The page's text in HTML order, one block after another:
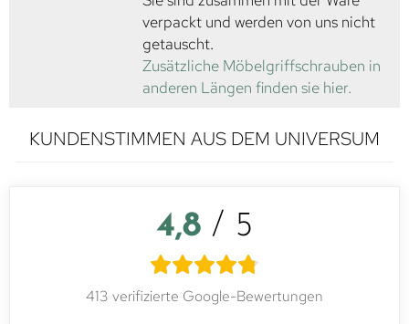
verpackt und werden von uns nicht
getauscht.
Zusätzliche Möbelgriffschrauben in
anderen Längen finden sie hier.
KUNDENSTIMMEN AUS DEM UNIVERSUM
4,8 / 5
413 verifizierte Google-Bewertungen